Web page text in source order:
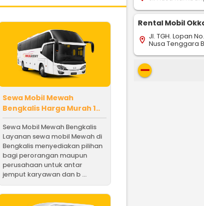
Sewa Mobil Mewah
Bengkalis Harga Murah 1..
Sewa Mobil Mewah Bengkalis
Layanan sewa mobil Mewah di
Bengkalis menyediakan pilihan
bagi perorangan maupun
perusahaan untuk antar
jemput karyawan dan b ...
Rental Mobil
location_on Jl. TGH. Lopan
Nusa Tenggara
remove